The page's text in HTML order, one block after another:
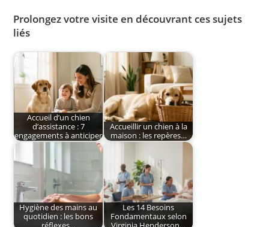
Prolongez votre visite en découvrant ces sujets
liés
Accueil d’un chien
d’assistance : 7
engagements à anticiper
Accueillir un chien à la
maison : les repères…
Hygiène des mains au
quotidien : les bons
Les 14 Besoins
Fondamentaux selon